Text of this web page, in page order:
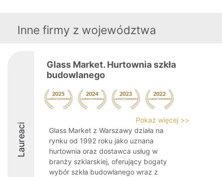
Inne firmy z województwa
Laureaci
Glass Market. Hurtownia szkła
budowlanego
Pokaż więcej >>
Glass Market z Warszawy działa na
rynku od 1992 roku jako uznana
hurtownia oraz dostawca usług w
branży szklarskiej, oferujący bogaty
wybór szkła budowlanego wraz z